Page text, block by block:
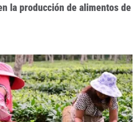
la producción de alimentos de